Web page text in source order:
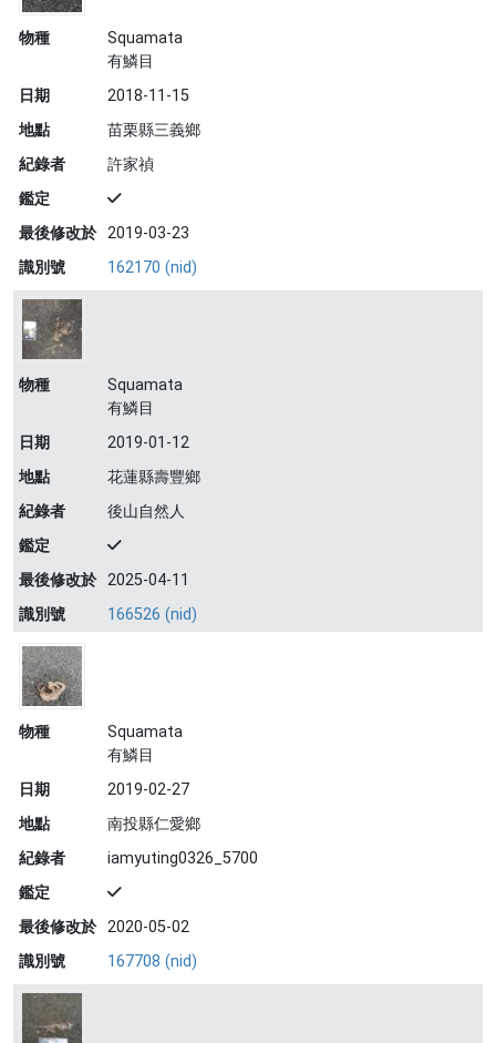
物種
Squamata
有鱗目
日期
2018-11-15
地點
苗栗縣三義鄉
紀錄者
許家禎
鑑定
最後修改於 2019-03-23
識別號
162170 (nid)
物種
Squamata
有鱗目
日期
2019-01-12
地點
花蓮縣壽豐鄉
紀錄者
後山自然人
鑑定
最後修改於 2025-04-11
識別號
166526 (nid)
物種
Squamata
有鱗目
日期
2019-02-27
地點
南投縣仁愛鄉
紀錄者
iamyuting0326_5700
鑑定
最後修改於 2020-05-02
識別號
167708 (nid)